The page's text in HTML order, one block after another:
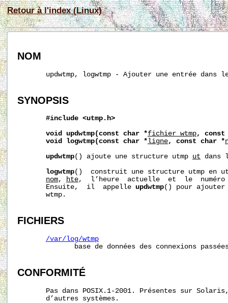
Retour à l'index (Linux)
NOM
updwtmp, logwtmp - Ajouter une entrée dans
SYNOPSIS
#include <utmp.h>
void updwtmp(const char *fichier_wtmp,
const
void
logwtmp(const char * ligne, const char *
updwtmp() ajoute une structure utmp ut dans
logwtmp()  construit une structure utmp en
nom, hte,  l’heure  actuelle  et  le  numéro
       Ensuite,  il  appelle
updwtmp() pour
       wtmp.
FICHIERS
/var/log/wtmp
base de données des connexions
CONFORMITÉ
Pas dans POSIX.1-2001. Présentes sur
       d’autres systèmes.